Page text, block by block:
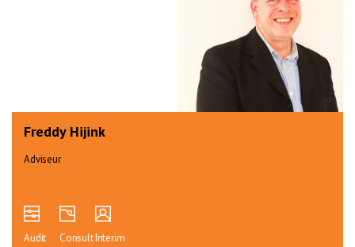
Freddy Hijink
Adviseur
Audit ConsultInterim